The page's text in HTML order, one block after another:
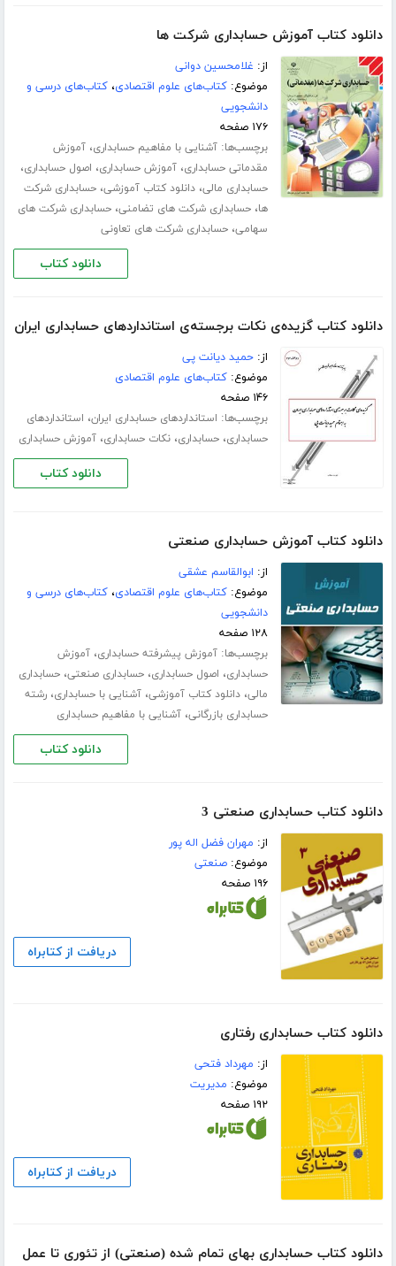
دانلود کتاب آموزش حسابداری شرکت ها
از: غلامحسین دوانی
موضوع:کتاب‌های علوم اقتصادی،کتاب‌های درسی و
دانشجویی
۱۷۶ صفحه
برچسب‌ها:آشنایی با مفاهیم حسابداری،آموزش
مقدماتی حسابداری،آموزش حسابداری، اصول حسابداری،
حسابداری مالی،دانلود کتاب آموزشی،حسابداری شرکت
ها،حسابداری شرکت های تضامنی،حسابداری شرکت های
سهامی،حسابداری شرکت های تعاونی
دانلود کتاب
دانلود کتاب گزیده‌ی نکات برجسته‌ی استانداردهای حسابداری ایران
از:حمید دیانت پی
موضوع:کتاب‌های علوم اقتصادی
۱۴۶ صفحه
برچسب‌ها: استانداردهای حسابداری ایران، استانداردهای
حسابداری،حسابداری،نکات حسابداری،آموزش حسابداری
دانلود کتاب
دانلود کتاب آموزش حسابداری صنعتی
از: ابوالقاسم عشقی
موضوع:کتاب‌های علوم اقتصادی،کتاب‌های درسی و
دانشجویی
۱۲۸ صفحه
برچسب‌ها:آموزش پیشرفته حسابداری،آموزش
حسابداری، اصول حسابداری،حسابداری صنعتی،حسابداری
مالی،دانلود کتاب آموزشی،آشنایی با حسابداری،رشته
حسابداری بازرگانی،آشنایی با مفاهیم حسابداری
دانلود کتاب
دانلود کتاب حسابداری صنعتی 3
از: مهران فضل اله پور
موضوع:صنعتی
۱۹۶ صفحه
دریافت از کتابراه
دانلود کتاب حسابداری رفتاری
از: مهرداد فتحی
موضوع: مدیریت
۱۹۲ صفحه
دریافت از کتابراه
دانلود کتاب حسابداری بهای تمام شده (صنعتی) از تئوری تا عمل